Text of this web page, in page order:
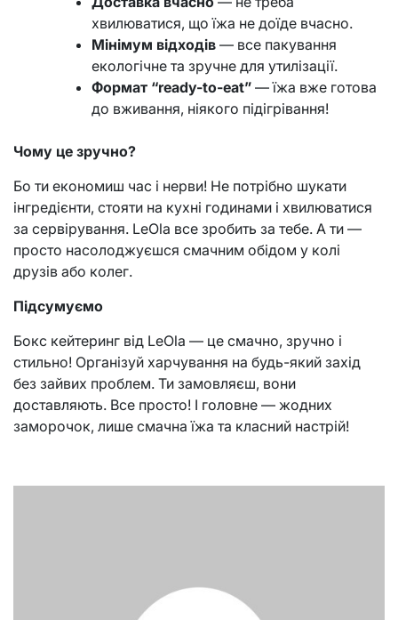
хвилюватися, що їжа не доїде вчасно.
Мінімум відходів — все пакування
екологічне та зручне для утилізації.
Формат “ready-to-eat” — їжа вже готова
до вживання, ніякого підігрівання!
Чому це зручно?
Бо ти економиш час і нерви! Не потрібно шукати
інгредієнти, стояти на кухні годинами і хвилюватися
за сервірування. LeOla все зробить за тебе. А ти —
просто насолоджуєшся смачним обідом у колі
друзів або колег.
Підсумуємо
Бокс кейтеринг від LeOla — це смачно, зручно і
стильно! Організуй харчування на будь-який захід
без зайвих проблем. Ти замовляєш, вони
доставляють. Все просто! І головне — жодних
заморочок, лише смачна їжа та класний настрій!